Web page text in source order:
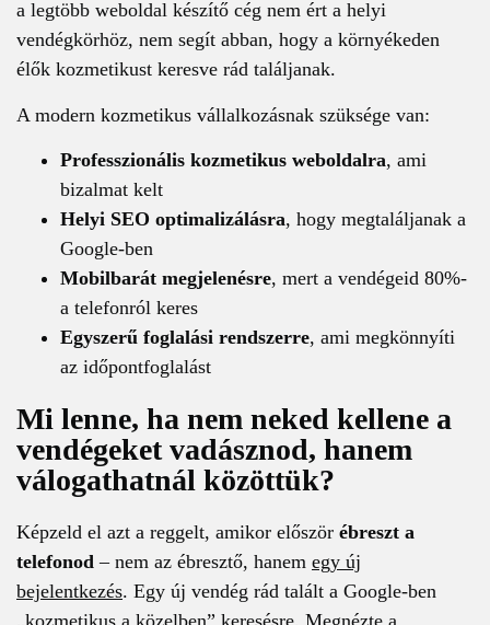
a legtöbb weboldal készítő cég nem ért a helyi
vendégkörhöz, nem segít abban, hogy a környékeden
élők kozmetikust keresve rád találjanak.
A modern kozmetikus vállalkozásnak szüksége van:
Professzionális kozmetikus weboldalra, ami
bizalmat kelt
Helyi SEO optimalizálásra, hogy megtaláljanak a
Google-ben
Mobilbarát megjelenésre, mert a vendégeid 80%-
a telefonról keres
Egyszerű foglalási rendszerre, ami megkönnyíti
az időpontfoglalást
Mi lenne, ha nem neked kellene a
vendégeket vadásznod, hanem
válogathatnál közöttük?
Képzeld el azt a reggelt, amikor először ébreszt a
telefonod – nem az ébresztő, hanem egy új
bejelentkezés. Egy új vendég rád talált a Google-ben